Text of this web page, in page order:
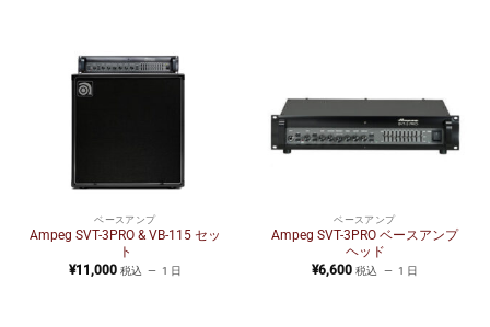
ベースアンプ
Ampeg SVT-3PRO & VB-115 セッ
ト
¥11,000 税込 1 日
ベースアンプ
Ampeg SVT-3PRO ベースアンプ
ヘッド
¥6,600 税込 1 日